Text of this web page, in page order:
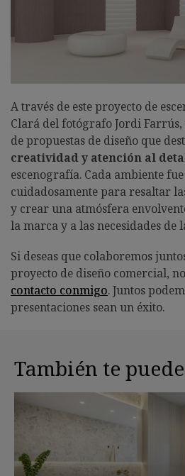
A través de este proyecto de
Clará del fotógrafo Jordi
de propuestas de diseño que
creatividad y atención al
escenografía. Cada ambiente
cuidadosamente para resaltar
y crear una atmósfera
la marca y a las necesidades de
Si deseas que colaboremos
proyecto de diseño comercial,
contacto conmigo. Juntos
presentaciones sean un éxito.
También te